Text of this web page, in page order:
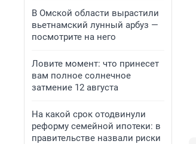
В Омской области вырастили
вьетнамский лунный арбуз —
посмотрите на него
Ловите момент: что принесет
вам полное солнечное
затмение 12 августа
На какой срок отодвинули
реформу семейной ипотеки: в
правительстве назвали риски